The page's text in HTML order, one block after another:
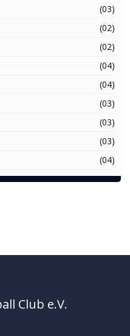
(03)
(02)
(02)
(04)
(04)
(03)
(03)
(03)
(04)
Club e.V.